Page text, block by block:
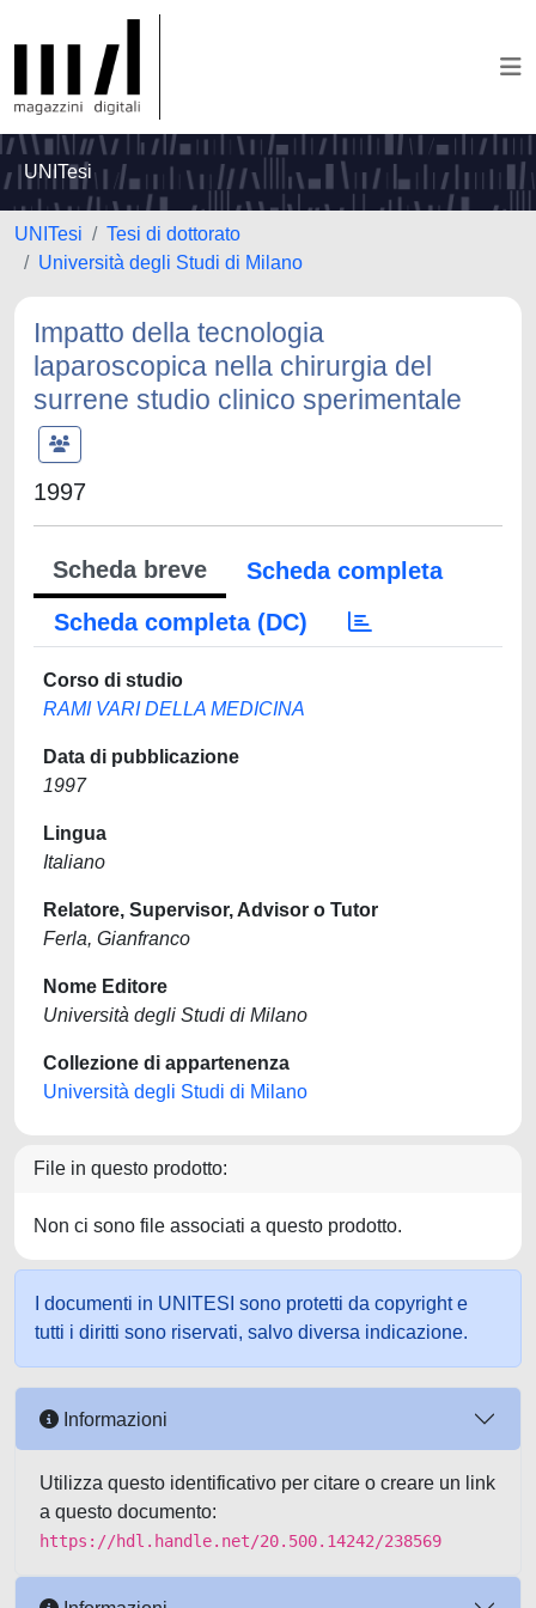
UNITesi
UNITesi
Tesi di dottorato
Università degli Studi di Milano
Impatto della tecnologia
laparoscopica nella chirurgia del
surrene studio clinico sperimentale
1997
Scheda breve
Scheda completa
Scheda completa (DC)
Corso di studio
RAMI VARI DELLA MEDICINA
Data di pubblicazione
1997
Lingua
Italiano
Relatore, Supervisor, Advisor o Tutor
Ferla, Gianfranco
Nome Editore
Università degli Studi di Milano
Collezione di appartenenza
Università degli Studi di Milano
File in questo prodotto:
Non ci sono file associati a questo prodotto.
I documenti in UNITESI sono protetti da copyright e
tutti i diritti sono riservati, salvo diversa indicazione.
Informazioni
Utilizza questo identificativo per citare o creare un link
a questo documento:
https://hdl.handle.net/20.500.14242/238569